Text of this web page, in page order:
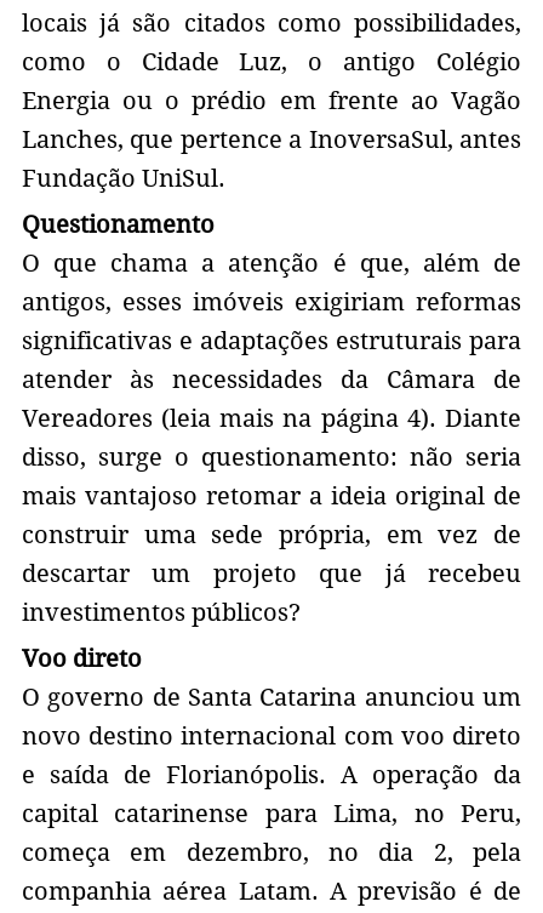
locais já são citados como possibilidades,
como o Cidade Luz, o antigo Colégio
Energia ou o prédio em frente ao Vagão
Lanches, que pertence a InoversaSul, antes
Fundação UniSul.
Questionamento
O que chama a atenção é que, além de
antigos, esses imóveis exigiriam reformas
significativas e adaptações estruturais para
atender às necessidades da Câmara de
Vereadores (leia mais na página 4). Diante
disso, surge o questionamento: não seria
mais vantajoso retomar a ideia original de
construir uma sede própria, em vez de
descartar um projeto que já recebeu
investimentos públicos?
Voo direto
O governo de Santa Catarina anunciou um
novo destino internacional com voo direto
e saída de Florianópolis. A operação da
capital catarinense para Lima, no Peru,
começa em dezembro, no dia 2, pela
companhia aérea Latam. A previsão é de